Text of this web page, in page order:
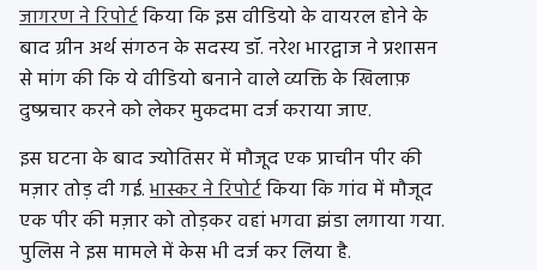
जागरण ने रिपोर्टकिया कि इस वीडियो के वायरल होने के
बाद ग्रीन अर्थ संगठन के सदस्य डॉ. नरेश भारद्वाज ने प्रशासन
से मांग की कि ये वीडियो बनाने वाले व्यक्ति के खिलाफ़
दुष्प्रचार करने को लेकर मुकदमा दर्ज कराया जाए.
इस घटना के बाद ज्योतिसर में मौजूद एक प्राचीन पीर की
मज़ार तोड़ दी गई.भास्कर ने रिपोर्टकिया कि गांव में मौजूद
एक पीर की मज़ार को तोड़कर वहां भगवा झंडा लगाया गया.
पुलिस ने इस मामले में केस भी दर्ज कर लिया है.